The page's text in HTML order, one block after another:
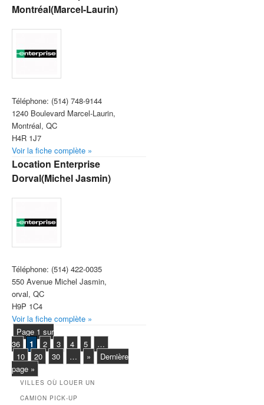
Montréal(Marcel-Laurin)
Téléphone: (514) 748-9144
1240 Boulevard Marcel-Laurin,
Montréal, QC
H4R 1J7
Voir la fiche complète »
Location Enterprise
Dorval(Michel Jasmin)
Téléphone: (514) 422-0035
550 Avenue Michel Jasmin,
orval, QC
H9P 1C4 ‎
Voir la fiche complète »
Page 1 sur
36
1 2 3 4 5
…
10
20 30 … »
Dernière
page »
VILLES OÙ LOUER UN
CAMION PICK-UP